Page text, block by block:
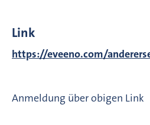
Link
https://eveeno.com/
Anmeldung über obigen Link